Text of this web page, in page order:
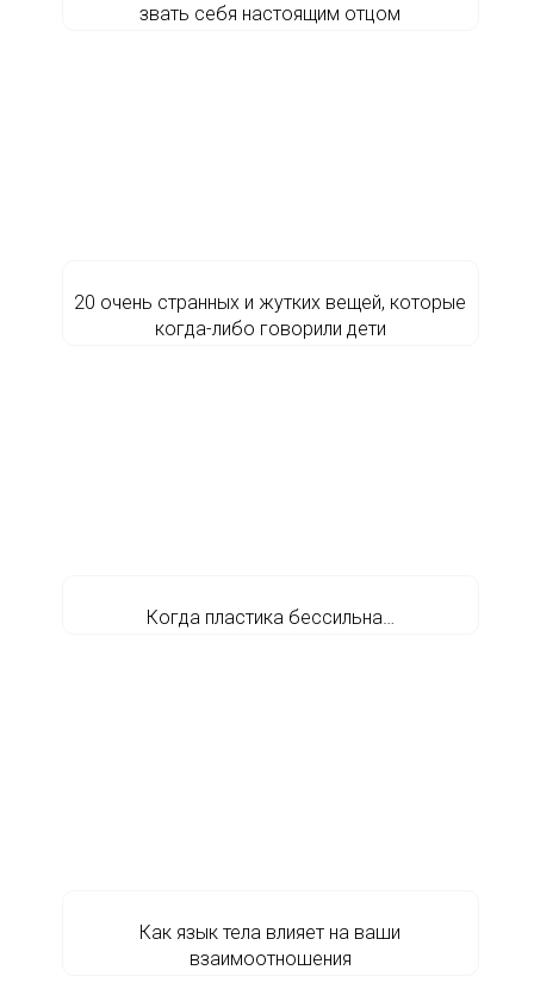
звать себя настоящим отцом
20 очень странных и жутких вещей, которые
когда-либо говорили дети
Когда пластика бессильна…
Как язык тела влияет на ваши
взаимоотношения